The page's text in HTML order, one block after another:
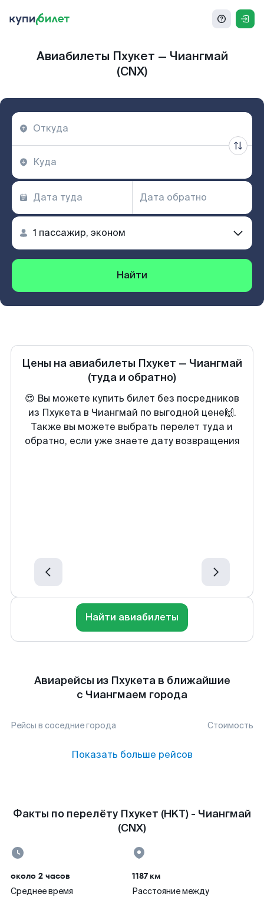
Авиабилеты Пхукет — Чиангмай
(CNX)
Найти
Цены на авиабилеты Пхукет — Чиангмай
(туда и обратно)
😍 Вы можете купить билет без посредников
из Пхукета в Чиангмай по выгодной цене🙌.
Также вы можете выбрать перелет туда и
обратно, если уже знаете дату возвращения
Найти авиабилеты
Авиарейсы из Пхукета в ближайшие
с Чиангмаем города
Рейсы в соседние города Стоимость
Показать больше рейсов
Факты по перелёту Пхукет (HKT) - Чиангмай
(CNX)
около 2 часов
Среднее время
1187 км
Расстояние между